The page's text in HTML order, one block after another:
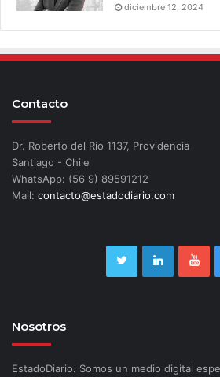
diciembre 12, 2024
Contacto
Dr. Roberto del Río 1137, Providencia
Santiago - Chile
WhatsApp: (56 9) 89591212
Mail: contacto@estadodiario.com
Nosotros
EstadoDiario. Somos un medio digital